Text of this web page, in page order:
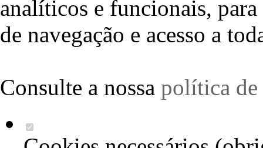
analíticos e funcionais,
de navegação e acesso a
Consulte a nossa política de